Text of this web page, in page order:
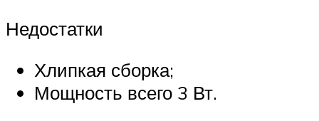
Недостатки
Хлипкая сборка;
Мощность всего 3 Вт.